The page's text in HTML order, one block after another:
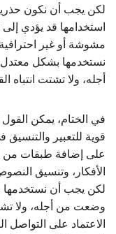
لكن يجب أن نكون
استخدامها قد يؤدي
مشوشة أو غير
نستخدمها بشكل
أجله، ولا تشتت انتباه
في الختام، يمكن
قوية للتعبير والتنسيق
على إضافة طبقات من
الأفكار، وتنسيق
لكن يجب أن نستخدمها
وضعت من أجله، ولا
الاعتماد على التواصل